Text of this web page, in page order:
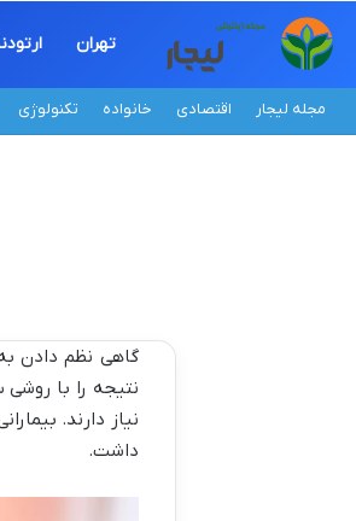
تهران
مجله لیجار اقتصادی خانواده تکنولوژی
گاهی نظم دادن
نتیجه را با
نیاز دارند.
داشت.